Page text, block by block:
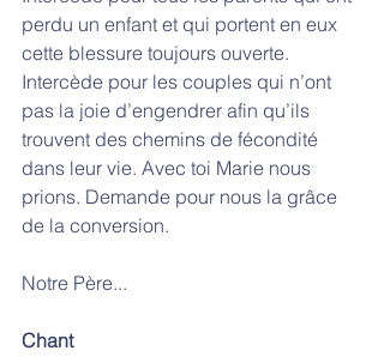
perdu un enfant et qui portent en eux
cette blessure toujours ouverte.
Intercède pour les couples qui n’ont
pas la joie d’engendrer afin qu’ils
trouvent des chemins de fécondité
dans leur vie. Avec toi Marie nous
prions. Demande pour nous la grâce
de la conversion.
Notre Père...
Chant